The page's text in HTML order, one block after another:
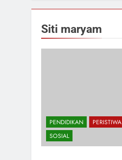
Siti maryam
PENDIDIKAN PERISTIWA
SOSIAL